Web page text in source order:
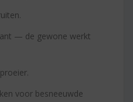
— de gewone werkt
voor besneeuwde